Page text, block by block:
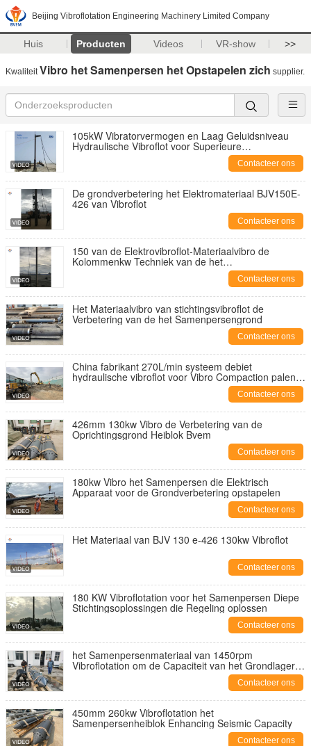
Beijing Vibroflotation Engineering Machinery Limited Company
Huis Producten Videos VR-show >>
KwaliteitVibro het Samenpersen het Opstapelen zich supplier.
105kW Vibratorvermogen en Laag Geluidsniveau
Hydraulische Vibroflot voor Superieure
Contacteer ons
De grondverbetering het Elektromateriaal BJV150E-
426 van Vibroflot
Contacteer ons
150 van de Elektrovibroflot-Materiaalvibro de
Kolommenkw Techniek van de het
Contacteer ons
Het Materiaalvibro van stichtingsvibroflot de
Verbetering van de het Samenpersengrond
Contacteer ons
China fabrikant 270L/min systeem debiet
hydraulische vibroflot voor Vibro Compaction palen
Contacteer ons
426mm 130kw Vibro de Verbetering van de
Oprichtingsgrond Heiblok Bvem
Contacteer ons
180kw Vibro het Samenpersen die Elektrisch
Apparaat voor de Grondverbetering opstapelen
Contacteer ons
Het Materiaal van BJV 130 e-426 130kw Vibroflot
Contacteer ons
180 KW Vibroflotation voor het Samenpersen Diepe
Stichtingsoplossingen die Regeling oplossen
Contacteer ons
het Samenpersenmateriaal van 1450rpm
Vibroflotation om de Capaciteit van het Grondlager
Contacteer ons
450mm 260kw Vibroflotation het
Samenpersenheiblok Enhancing Seismic Capacity
Contacteer ons